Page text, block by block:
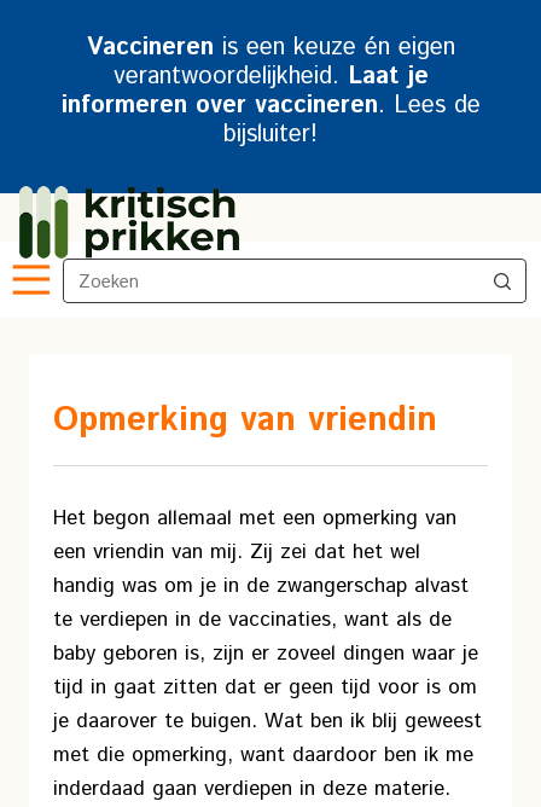
Vaccineren is een keuze én eigen
verantwoordelijkheid. Laat je
informeren over vaccineren. Lees de
bijsluiter!
Opmerking van vriendin
Het begon allemaal met een opmerking van
een vriendin van mij. Zij zei dat het wel
handig was om je in de zwangerschap alvast
te verdiepen in de vaccinaties, want als de
baby geboren is, zijn er zoveel dingen waar je
tijd in gaat zitten dat er geen tijd voor is om
je daarover te buigen. Wat ben ik blij geweest
met die opmerking, want daardoor ben ik me
inderdaad gaan verdiepen in deze materie.